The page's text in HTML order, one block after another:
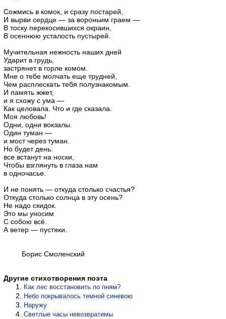
Сожмись в комок, и сразу постарей,
И вырви сердце — за вороньим граем —
В тоску перекосившихся окраин,
В осеннюю усталость пустырей.
Мучительная нежность наших дней
Ударит в грудь,
застрянет в горле комом.
Мне о тебе молчать еще трудней,
Чем расплескать тебя полузнакомым.
И память жжет,
и я схожу с ума —
Как целовала. Что и где сказала.
Моя любовь!
Одни, одни вокзалы.
Один туман —
и мост через туман.
Но будет день:
все встанут на носки,
Чтобы взглянуть в глаза нам
в одночасье.
И не понять — откуда столько счастья?
Откуда столько солнца в эту осень?
Не надо скидок.
Это мы уносим
С собою всё.
А ветер — пустяки.
Борис Смоленский
Другие стихотворения поэта
Как лес восстановить по пням?
Небо покрывалось темной синевою
Наружу
Светлые часы невозвратимы